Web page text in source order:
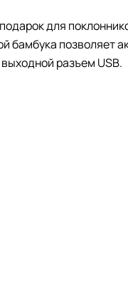
для
бамбука позволяет
разъем USB.